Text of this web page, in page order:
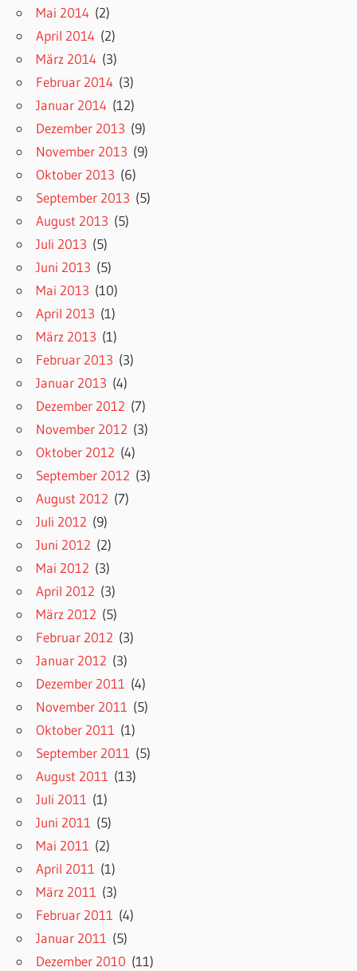
Mai 2014 (2)
April 2014 (2)
März 2014 (3)
Februar 2014 (3)
Januar 2014 (12)
Dezember 2013 (9)
November 2013 (9)
Oktober 2013 (6)
September 2013 (5)
August 2013 (5)
Juli 2013 (5)
Juni 2013 (5)
Mai 2013 (10)
April 2013 (1)
März 2013 (1)
Februar 2013 (3)
Januar 2013 (4)
Dezember 2012 (7)
November 2012 (3)
Oktober 2012 (4)
September 2012 (3)
August 2012 (7)
Juli 2012 (9)
Juni 2012 (2)
Mai 2012 (3)
April 2012 (3)
März 2012 (5)
Februar 2012 (3)
Januar 2012 (3)
Dezember 2011 (4)
November 2011 (5)
Oktober 2011 (1)
September 2011 (5)
August 2011 (13)
Juli 2011 (1)
Juni 2011 (5)
Mai 2011 (2)
April 2011 (1)
März 2011 (3)
Februar 2011 (4)
Januar 2011 (5)
Dezember 2010 (11)